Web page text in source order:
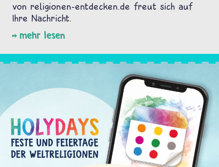
von religionen-entdecken.de freut sich auf
Ihre Nachricht.
mehr lesen